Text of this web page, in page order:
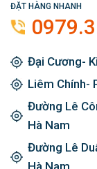
ĐẶT HÀNG NHANH
Đại Cương-
Liêm Chính-
Đường Lê
Hà Nam
Đường Lê